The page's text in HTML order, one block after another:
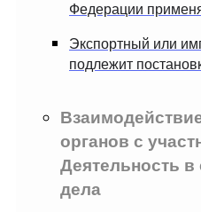
Федерации
Экспортный или
подлежит
органов с
Деятельность
дела